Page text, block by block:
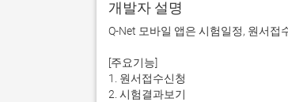
개발자 설명
Q-Net 모바일 앱은 시험일정, 원서접
[주요기능]
1. 원서접수신청
2. 시험결과보기